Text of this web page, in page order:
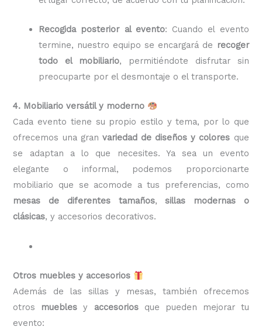
Recogida posterior al evento: Cuando el evento
termine, nuestro equipo se encargará de recoger
todo el mobiliario, permitiéndote disfrutar sin
preocuparte por el desmontaje o el transporte.
4. Mobiliario versátil y moderno
Cada evento tiene su propio estilo y tema, por lo que
ofrecemos una gran variedad de diseños y colores que
se adaptan a lo que necesites. Ya sea un evento
elegante o informal, podemos proporcionarte
mobiliario que se acomode a tus preferencias, como
mesas de diferentes tamaños,sillas modernas o
clásicas, y accesorios decorativos.
Otros muebles y accesorios
Además de las sillas y mesas, también ofrecemos
otros muebles y accesoriosque pueden mejorar tu
evento: